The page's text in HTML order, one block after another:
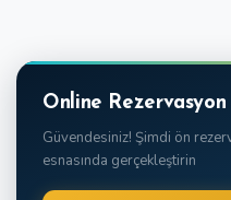
Online Rezervasyon
Güvendesiniz! Şimdi ön
esnasında gerçekleştirin